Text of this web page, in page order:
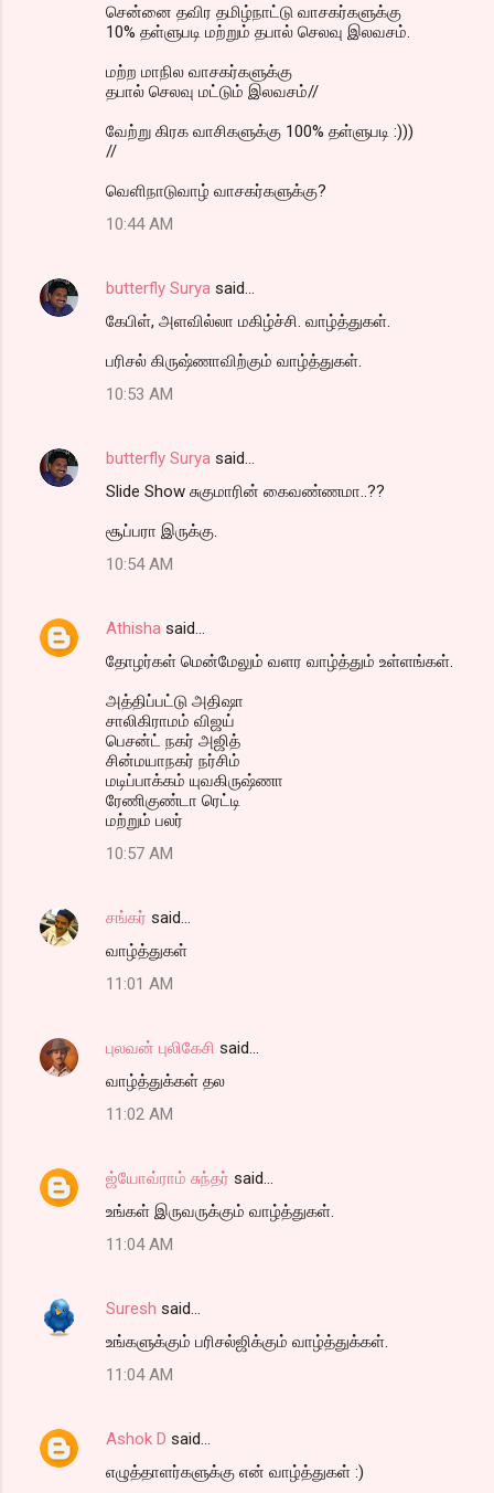
சென்னை தவிர தமிழ்நாட்டு வாசகர்களுக்கு
10% தள்ளுபடி மற்றும் தபால் செலவு இலவசம்.
மற்ற மாநில வாசகர்களுக்கு
தபால் செலவு மட்டும் இலவசம்//
வேற்று கிரக வாசிகளுக்கு 100% தள்ளுபடி :)))
//
வெளிநாடுவாழ் வாசகர்களுக்கு?
10:44 AM
butterfly Surya said…
கேபிள், அளவில்லா மகிழ்ச்சி. வாழ்த்துகள்.
பரிசல் கிருஷ்ணாவிற்கும் வாழ்த்துகள்.
10:53 AM
butterfly Surya said…
Slide Show சுகுமாரின் கைவண்ணமா..??
சூப்பரா இருக்கு.
10:54 AM
Athisha said…
தோழர்கள் மென்மேலும் வளர வாழ்த்தும் உள்ளங்கள்.
அத்திப்பட்டு அதிஷா
சாலிகிராமம் விஜய்
பெசன்ட் நகர் அஜித்
சின்மயாநகர் நர்சிம்
மடிப்பாக்கம் யுவகிருஷ்ணா
ரேணிகுண்டா ரெட்டி
மற்றும் பலர்
10:57 AM
சங்கர் said…
வாழ்த்துகள்
11:01 AM
புலவன் புலிகேசி said…
வாழ்த்துக்கள் தல
11:02 AM
ஜ்யோவ்ராம் சுந்தர் said…
உங்கள் இருவருக்கும் வாழ்த்துகள்.
11:04 AM
Suresh said…
உங்களுக்கும் பரிசல்ஜிக்கும் வாழ்த்துக்கள்.
11:04 AM
Ashok D said…
எழுத்தாளர்களுக்கு என் வாழ்த்துகள் :)